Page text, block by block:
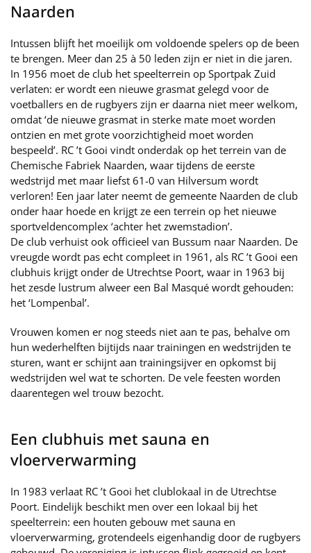
Naarden
Intussen blijft het moeilijk om voldoende spelers op de been
te brengen. Meer dan 25 à 50 leden zijn er niet in die jaren.
In 1956 moet de club het speelterrein op Sportpak Zuid
verlaten: er wordt een nieuwe grasmat gelegd voor de
voetballers en de rugbyers zijn er daarna niet meer welkom,
omdat ‘de nieuwe grasmat in sterke mate moet worden
ontzien en met grote voorzichtigheid moet worden
bespeeld’. RC ’t Gooi vindt onderdak op het terrein van de
Chemische Fabriek Naarden, waar tijdens de eerste
wedstrijd met maar liefst 61-0 van Hilversum wordt
verloren! Een jaar later neemt de gemeente Naarden de club
onder haar hoede en krijgt ze een terrein op het nieuwe
sportveldencomplex ‘achter het zwemstadion’.
De club verhuist ook officieel van Bussum naar Naarden. De
vreugde wordt pas echt compleet in 1961, als RC ’t Gooi een
clubhuis krijgt onder de Utrechtse Poort, waar in 1963 bij
het zesde lustrum alweer een Bal Masqué wordt gehouden:
het ‘Lompenbal’.
Vrouwen komen er nog steeds niet aan te pas, behalve om
hun wederhelften bijtijds naar trainingen en wedstrijden te
sturen, want er schijnt aan trainingsijver en opkomst bij
wedstrijden wel wat te schorten. De vele feesten worden
daarentegen wel trouw bezocht.
Een clubhuis met sauna en
vloerverwarming
In 1983 verlaat RC ’t Gooi het clublokaal in de Utrechtse
Poort. Eindelijk beschikt men over een lokaal bij het
speelterrein: een houten gebouw met sauna en
vloerverwarming, grotendeels eigenhandig door de rugbyers